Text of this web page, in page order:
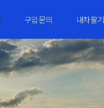
구입문의 내차팔기